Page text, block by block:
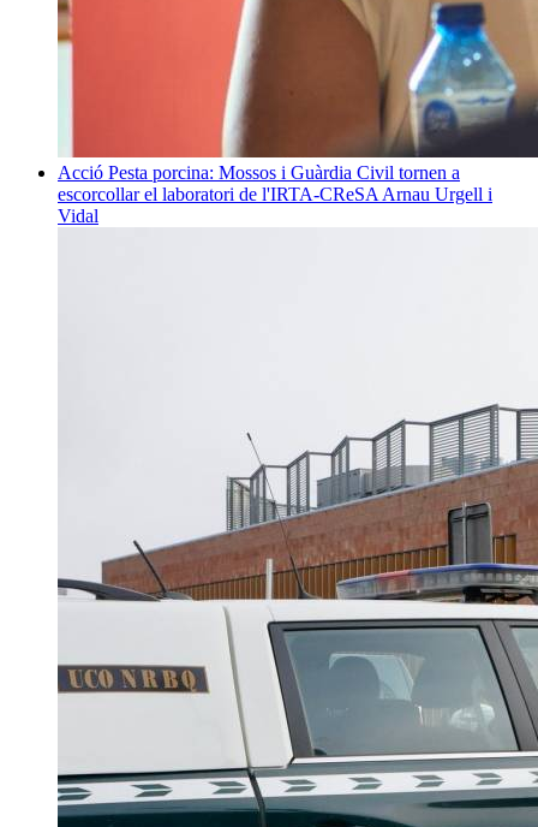
Acció Pesta porcina: Mossos i Guàrdia Civil tornen a
escorcollar el laboratori de l'IRTA-CReSA Arnau Urgell i
Vidal